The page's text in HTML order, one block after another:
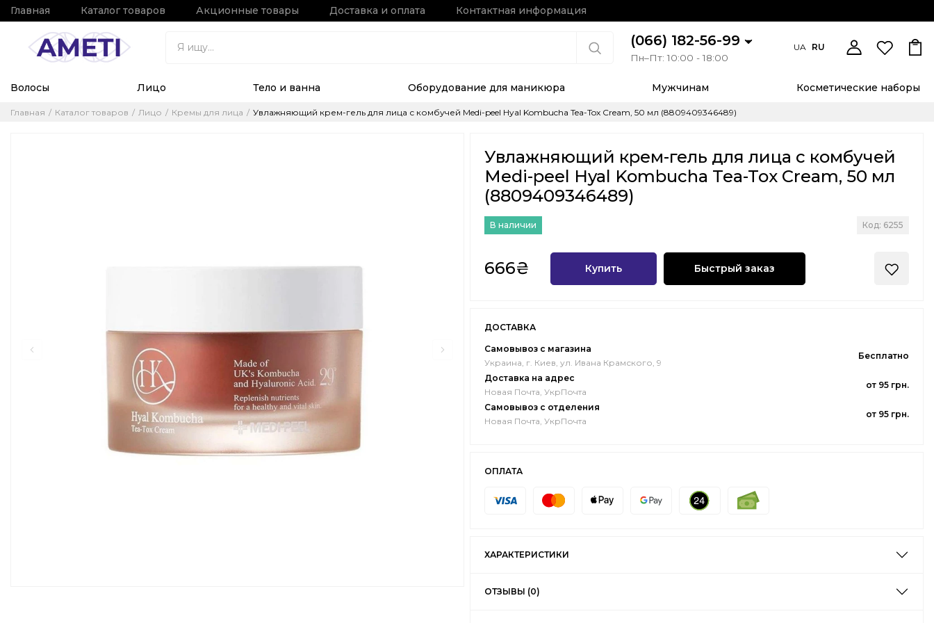
Главная Каталог товаров Акционные товары Доставка и оплата Контактная информация
(066) 182-56-99
Пн–Пт: 10:00 - 18:00
UA RU
Волосы Лицо Тело и ванна Оборудование для маникюра Мужчинам Косметические наборы
Главная Каталог товаров Лицо Кремы для лица Увлажняющий крем-гель для лица с комбучей Medi-peel Hyal Kombucha Tea-Tox Cream, 50 мл (8809409346489)
Увлажняющий крем-гель для лица с комбучей
Medi-peel Hyal Kombucha Tea-Tox Cream, 50 мл
(8809409346489)
В наличии Код: 6255
666₴ Купить Быстрый заказ
ДОСТАВКА
Самовывоз с магазина
Украина, г. Киев, ул. Ивана Крамского, 9
Бесплатно
Доставка на адрес
Новая Почта, УкрПочта
от 95 грн.
Самовывоз с отделения
Новая Почта, УкрПочта
от 95 грн.
ОПЛАТА
ХАРАКТЕРИСТИКИ
ОТЗЫВЫ (0)